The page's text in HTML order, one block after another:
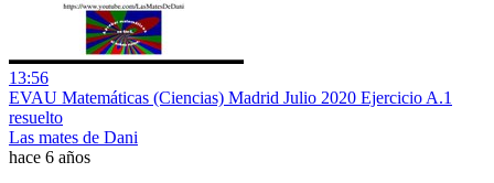
13:56
EVAU Matemáticas (Ciencias) Madrid Julio 2020 Ejercicio A.1
resuelto
Las mates de Dani
hace 6 años